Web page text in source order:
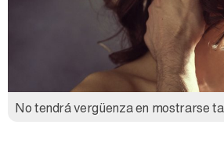
No tendrá vergüenza en mostrarse